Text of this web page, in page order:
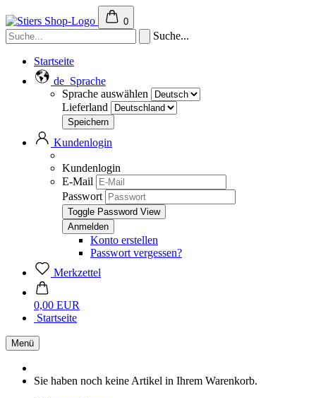
0
Suche...
Startseite
de Sprache
Sprache auswählen
Lieferland
Kundenlogin
Kundenlogin
E-Mail
Passwort
Toggle Password View
Konto erstellen
Passwort vergessen?
Merkzettel
0,00 EUR
Startseite
Menü
Sie haben noch keine Artikel in Ihrem Warenkorb.